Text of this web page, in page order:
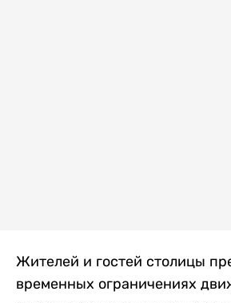
Жителей и гостей столицы
временных ограничениях